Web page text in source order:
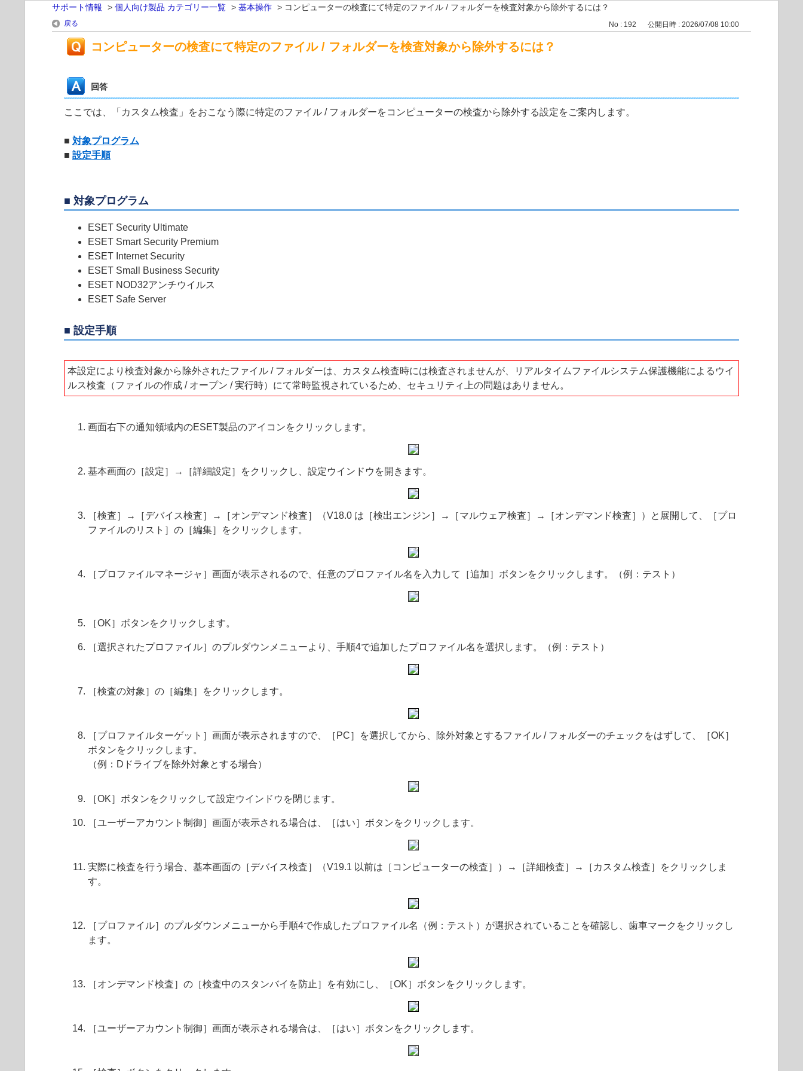
サポート情報 > 個人向け製品 カテゴリー一覧 > 基本操作 > コンピューターの検査にて特定のファイル / フォルダーを検査対象から除外するには？
戻る No : 192 公開日時 : 2026/07/08 10:00
コンピューターの検査にて特定のファイル / フォルダーを検査対象から除外するには？
回答
ここでは、「カスタム検査」をおこなう際に特定のファイル / フォルダーをコンピューターの検査から除外する設定をご案内します。
■ 対象プログラム
■ 設定手順
■ 対象プログラム
ESET Security Ultimate
ESET Smart Security Premium
ESET Internet Security
ESET Small Business Security
ESET NOD32アンチウイルス
ESET Safe Server
■ 設定手順
本設定により検査対象から除外されたファイル / フォルダーは、カスタム検査時には検査されませんが、リアルタイムファイルシステム保護機能によるウイ
ルス検査（ファイルの作成 / オープン / 実行時）にて常時監視されているため、セキュリティ上の問題はありません。
画面右下の通知領域内のESET製品のアイコンをクリックします。
基本画面の［設定］→［詳細設定］をクリックし、設定ウインドウを開きます。
［検査］→［デバイス検査］→［オンデマンド検査］（V18.0 は［検出エンジン］→［マルウェア検査］→［オンデマンド検査］）と展開して、［プロ
ファイルのリスト］の［編集］をクリックします。
［プロファイルマネージャ］画面が表示されるので、任意のプロファイル名を入力して［追加］ボタンをクリックします。（例：テスト）
［OK］ボタンをクリックします。
［選択されたプロファイル］のプルダウンメニューより、手順4で追加したプロファイル名を選択します。（例：テスト）
［検査の対象］の［編集］をクリックします。
［プロファイルターゲット］画面が表示されますので、［PC］を選択してから、除外対象とするファイル / フォルダーのチェックをはずして、［OK］
ボタンをクリックします。
（例：Dドライブを除外対象とする場合）
［OK］ボタンをクリックして設定ウインドウを閉じます。
［ユーザーアカウント制御］画面が表示される場合は、［はい］ボタンをクリックします。
実際に検査を行う場合、基本画面の［デバイス検査］（V19.1 以前は［コンピューターの検査］）→［詳細検査］→［カスタム検査］をクリックしま
す。
［プロファイル］のプルダウンメニューから手順4で作成したプロファイル名（例：テスト）が選択されていることを確認し、歯車マークをクリックし
ます。
［オンデマンド検査］の［検査中のスタンバイを防止］を有効にし、［OK］ボタンをクリックします。
［ユーザーアカウント制御］画面が表示される場合は、［はい］ボタンをクリックします。